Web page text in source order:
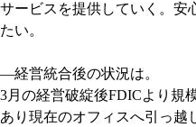
サービスを提供していく。安
たい。
―経営統合後の状況は。
3月の経営破綻後FDICより規
あり現在のオフィスへ引っ越